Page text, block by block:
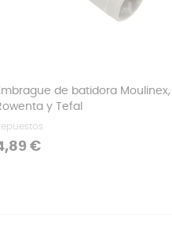
de batidora Moulinex,
y Tefal
€